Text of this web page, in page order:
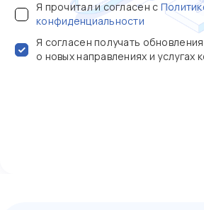
Я прочитал и согласен с
конфиденциальности
Я согласен получать
о новых направлениях и услугах